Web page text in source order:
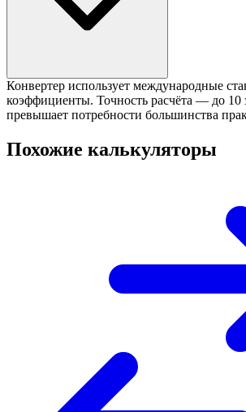
Конвертер использует международные
коэффициенты. Точность расчёта — до 10
превышает потребности большинства
Похожие калькуляторы